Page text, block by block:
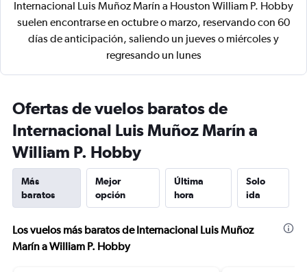
Internacional Luis Muñoz Marín a Houston William P. Hobby
suelen encontrarse en octubre o marzo, reservando con 60
días de anticipación, saliendo un jueves o miércoles y
regresando un lunes
Ofertas de vuelos baratos de
Internacional Luis Muñoz Marín a
William P. Hobby
Más
baratos
Mejor
opción
Última
hora
Solo
ida
Los vuelos más baratos de Internacional Luis Muñoz
Marín a William P. Hobby